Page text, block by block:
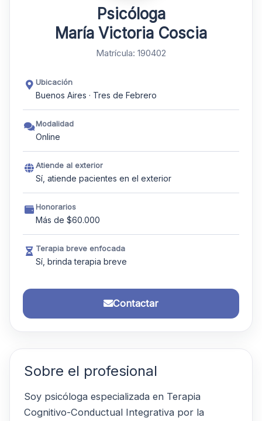
Psicóloga
María Victoria Coscia
Matrícula: 190402
Ubicación
Buenos Aires · Tres de Febrero
Modalidad
Online
Atiende al exterior
Sí, atiende pacientes en el exterior
Honorarios
Más de $60.000
Terapia breve enfocada
Sí, brinda terapia breve
Contactar
Sobre el profesional
Soy psicóloga especializada en Terapia
Cognitivo-Conductual Integrativa por la